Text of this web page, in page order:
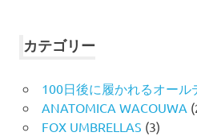
カテゴリー
100日後に履かれるオール
ANATOMICA WACOUWA
FOX UMBRELLAS (3)